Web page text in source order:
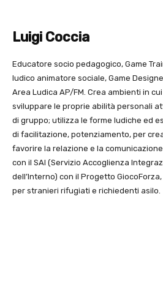
Luigi Coccia
Educatore socio pedagogico, Game
ludico animatore sociale, Game
Area Ludica AP/FM. Crea ambienti in
sviluppare le proprie abilità personali
di gruppo; utilizza le forme ludiche ed
di facilitazione, potenziamento, per
favorire la relazione e la
con il SAI (Servizio Accoglienza
dell’Interno) con il Progetto
per stranieri rifugiati e richiedenti asilo.